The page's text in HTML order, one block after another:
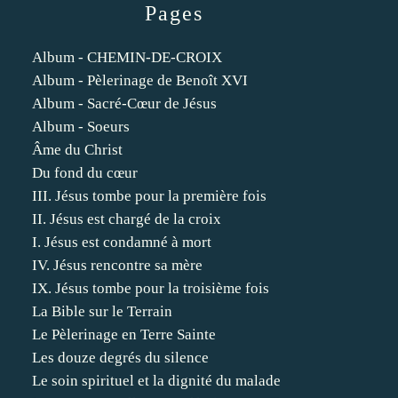
Pages
Album - CHEMIN-DE-CROIX
Album - Pèlerinage de Benoît XVI
Album - Sacré-Cœur de Jésus
Album - Soeurs
Âme du Christ
Du fond du cœur
III. Jésus tombe pour la première fois
II. Jésus est chargé de la croix
I. Jésus est condamné à mort
IV. Jésus rencontre sa mère
IX. Jésus tombe pour la troisième fois
La Bible sur le Terrain
Le Pèlerinage en Terre Sainte
Les douze degrés du silence
Le soin spirituel et la dignité du malade